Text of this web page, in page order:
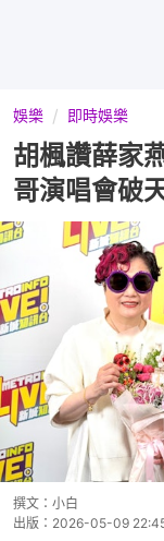
娛樂 即時娛樂
胡楓讚薛家
哥演唱會破
撰文： 小白
出版： 2026-05-09